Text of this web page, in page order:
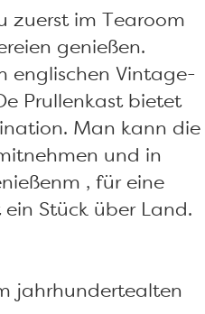
zuerst im Tearoom
genießen.
englischen Vintage-
Prullenkast bietet
Man kann die
und in
, für eine
Stück über Land.
jahrhundertealten